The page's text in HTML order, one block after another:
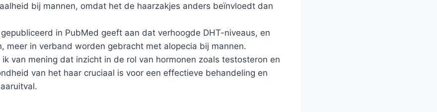
bij mannen, omdat het de haarzakjes anders beïnvloedt dan
in PubMed geeft aan dat verhoogde DHT-niveaus, en
meer in verband worden gebracht met alopecia bij mannen.
ik van mening dat inzicht in de rol van hormonen zoals testosteron en
van het haar cruciaal is voor een effectieve behandeling en